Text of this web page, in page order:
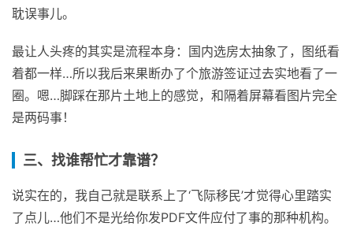
耽误事儿。
最让人头疼的其实是流程本身：国内选房太抽象了，图纸看
着都一样…所以我后来果断办了个旅游签证过去实地看了一
圈。嗯…脚踩在那片土地上的感觉，和隔着屏幕看图片完全
是两码事！
三、找谁帮忙才靠谱？
说实在的，我自己就是联系上了‘飞际移民’才觉得心里踏实
了点儿…他们不是光给你发PDF文件应付了事的那种机构。